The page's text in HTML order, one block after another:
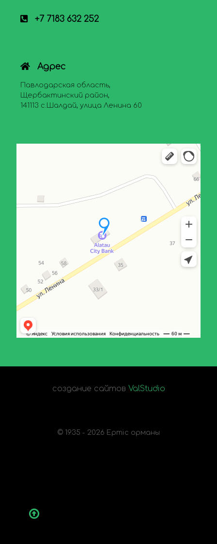
+7 7183 632 252
Адрес
Павлодарская область,
Щербактинский район,
141113 с.Шалдай, улица Ленина 60
создание сайтов ValStudio
© 1935 - 2026 Ертіс орманы